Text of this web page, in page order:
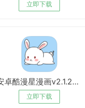
立即下载
安卓酷漫星漫画v2.1.20绿化版
立即下载